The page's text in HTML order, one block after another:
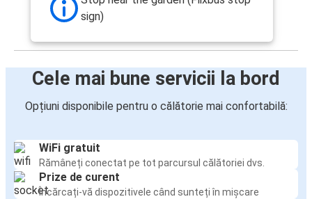
sign)
Cele mai bune servicii la bord
Opțiuni disponibile pentru o călătorie mai confortabilă:
WiFi gratuit
Rămâneți conectat pe tot parcursul călătoriei dvs.
Prize de curent
Încărcați-vă dispozitivele când sunteți în mișcare